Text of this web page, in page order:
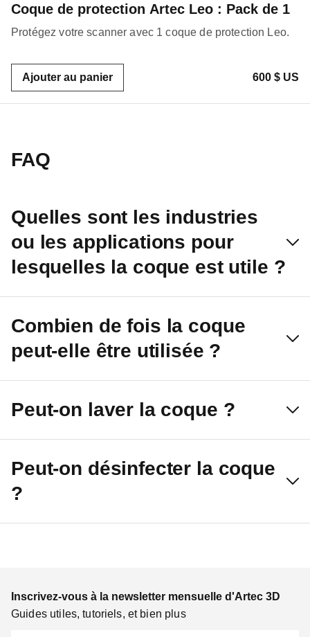
Coque de protection Artec Leo : Pack de 1
Protégez votre scanner avec 1 coque de protection Leo.
Ajouter au panier 600 $ US
FAQ
Quelles sont les industries
ou les applications pour
lesquelles la coque est utile ?
Combien de fois la coque
peut-elle être utilisée ?
Peut-on laver la coque ?
Peut-on désinfecter la coque
?
Inscrivez-vous à la newsletter mensuelle d'Artec 3D
Guides utiles, tutoriels, et bien plus